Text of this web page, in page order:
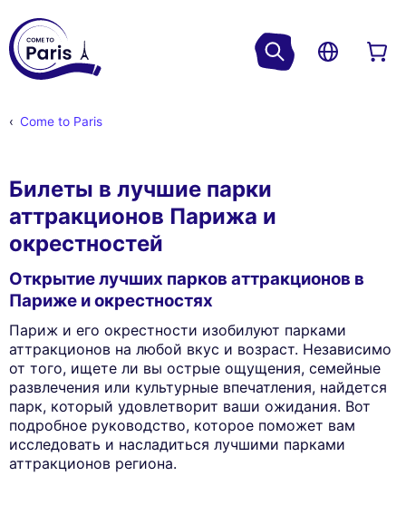
Come to Paris
Билеты в лучшие парки
аттракционов Парижа и
окрестностей
Открытие лучших парков аттракционов в
Париже и окрестностях
Париж и его окрестности изобилуют парками
аттракционов на любой вкус и возраст. Независимо
от того, ищете ли вы острые ощущения, семейные
развлечения или культурные впечатления, найдется
парк, который удовлетворит ваши ожидания. Вот
подробное руководство, которое поможет вам
исследовать и насладиться лучшими парками
аттракционов региона.